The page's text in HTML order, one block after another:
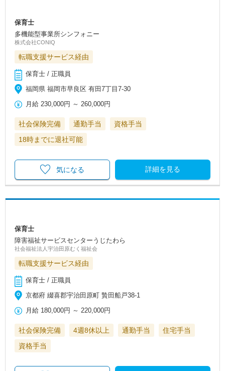
保育士
多機能型事業所シンフォニー
株式会社CONIQ
転職支援サービス経由
保育士 / 正職員
福岡県 福岡市早良区 有田7丁目7-30
月給 230,000円 ～260,000円
社会保険完備 通勤手当
資格手当
18時までに退社可能
詳細を見る
気になる
保育士
障害福祉サービスセンターうじたわら
社会福祉法人宇治田原むく福祉会
転職支援サービス経由
保育士 / 正職員
京都府 綴喜郡宇治田原町 贄田船戸38‐1
月給 180,000円 ～220,000円
社会保険完備 4週8休以上 通勤手当
住宅手当
資格手当